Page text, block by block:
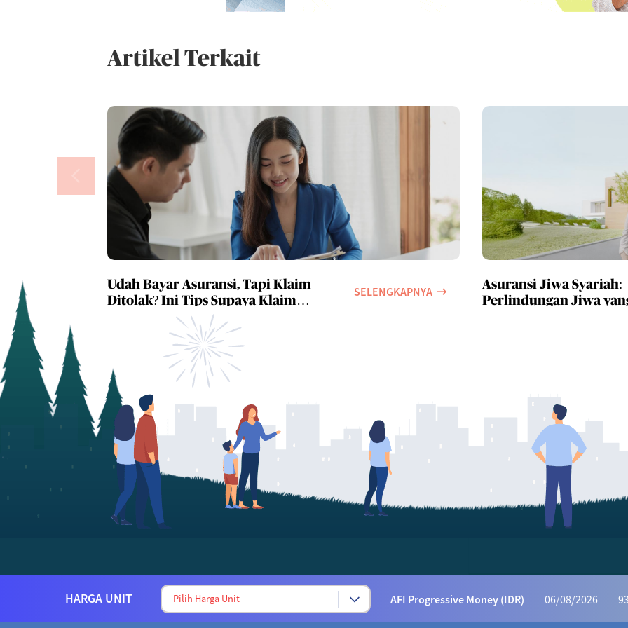
Artikel Terkait
Udah Bayar Asuransi, Tapi Klaim
Ditolak? Ini Tips Supaya Klaim
Tidak Ditolak.
SELENGKAPNYA
Asuransi Jiwa Syariah:
Perlindungan Jiwa
HARGA UNIT
Syariah Progressive (IDR) 06/08/2026
AFI Secure Money (IDR) 06/08/2026